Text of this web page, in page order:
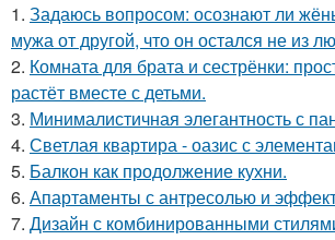
1. Задаюсь вопросом: осознают ли
мужа от другой, что он остался не из
2. Комната для брата и сестрёнки:
растёт вместе с детьми.
3. Минималистичная элегантность с
4. Светлая квартира - оазис с
5. Балкон как продолжение кухни.
6. Апартаменты с антресолью и
7. Дизайн с комбинированными